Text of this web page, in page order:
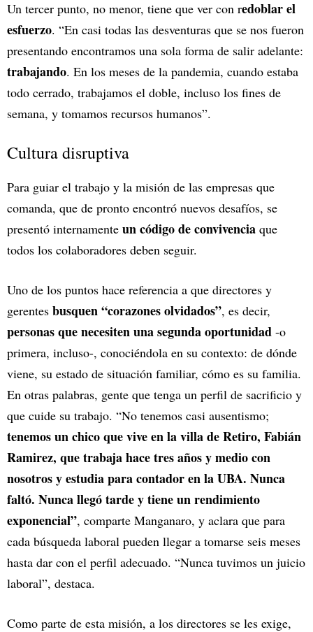
Un tercer punto, no menor, tiene que ver con redoblar el
esfuerzo. “En casi todas las desventuras que se nos fueron
presentando encontramos una sola forma de salir adelante:
trabajando. En los meses de la pandemia, cuando estaba
todo cerrado, trabajamos el doble, incluso los fines de
semana, y tomamos recursos humanos”.
Cultura disruptiva
Para guiar el trabajo y la misión de las empresas que
comanda, que de pronto encontró nuevos desafíos, se
presentó internamente un código de convivencia que
todos los colaboradores deben seguir.
Uno de los puntos hace referencia a que directores y
gerentes busquen “corazones olvidados”, es decir,
personas que necesiten una segunda oportunidad -o
primera, incluso-, conociéndola en su contexto: de dónde
viene, su estado de situación familiar, cómo es su familia.
En otras palabras, gente que tenga un perfil de sacrificio y
que cuide su trabajo. “No tenemos casi ausentismo;
tenemos un chico que vive en la villa de Retiro, Fabián
Ramirez, que trabaja hace tres años y medio con
nosotros y estudia para contador en la UBA. Nunca
faltó. Nunca llegó tarde y tiene un rendimiento
exponencial”, comparte Manganaro, y aclara que para
cada búsqueda laboral pueden llegar a tomarse seis meses
hasta dar con el perfil adecuado. “Nunca tuvimos un juicio
laboral”, destaca.
Como parte de esta misión, a los directores se les exige,